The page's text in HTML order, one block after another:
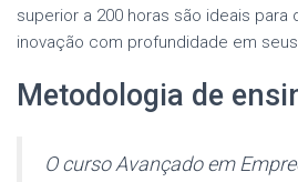
superior a 200 horas são ideais para
inovação com profundidade em
Metodologia de
O curso Avançado em